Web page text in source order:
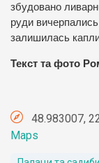
збудовано
руди
залишилась
Текст та фото
48.983007,
Maps